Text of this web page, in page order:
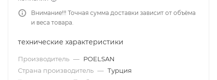
Внимание!!! Точная сумма доставки зависит от объёма
и веса товара.
технические характеристики
Производитель — POELSAN
Страна производитель — Турция